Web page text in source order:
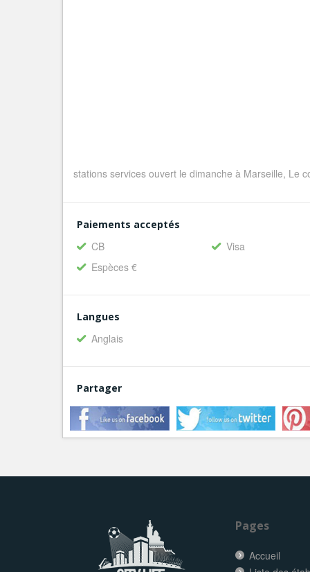
stations services ouvert le dimanche à Marseille, Le
Paiements acceptés
CB
Visa
Espèces €
Langues
Anglais
Partager
Pages
Accueil